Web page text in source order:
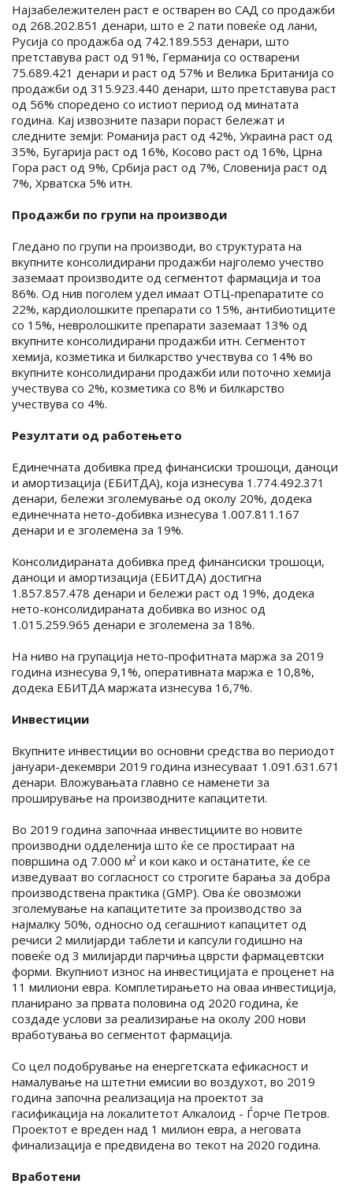
Најзабележителен раст е остварен во САД со продажби
од 268.202.851 денари, што е 2 пати повеќе од лани,
Русија со продажба од 742.189.553 денари, што
претставува раст од 91%, Германија со остварени
75.689.421 денари и раст од 57% и Велика Британија со
продажби од 315.923.440 денари, што претставува раст
од 56% споредено со истиот период од минатата
година. Кај извозните пазари пораст бележат и
следните земји: Романија раст од 42%, Украина раст од
35%, Бугарија раст од 16%, Косово раст од 16%, Црна
Гора раст од 9%, Србија раст од 7%, Словенија раст од
7%, Хрватска 5% итн.
Продажби по групи на производи
Гледано по групи на производи, во структурата на
вкупните консолидирани продажби најголемо учество
заземаат производите од сегментот фармација и тоа
86%. Од нив поголем удел имаат ОТЦ-препаратите со
22%, кардиолошките препарати со 15%, антибиотиците
со 15%, невролошките препарати заземаат 13% од
вкупните консолидирани продажби итн. Сегментот
хемија, козметика и билкарство учествува со 14% во
вкупните консолидирани продажби или поточно хемија
учествува со 2%, козметика со 8% и билкарство
учествува со 4%.
Резултати од работењето
Единечната добивка пред финансиски трошоци, даноци
и амортизација (ЕБИТДА), која изнесува 1.774.492.371
денари, бележи зголемување од околу 20%, додека
единечната нето-добивка изнесува 1.007.811.167
денари и е зголемена за 19%.
Консолидираната добивка пред финансиски трошоци,
даноци и амортизација (ЕБИТДА) достигна
1.857.857.478 денари и бележи раст од 19%, додека
нето-консолидираната добивка во износ од
1.015.259.965 денари е зголемена за 18%.
На ниво на групација нето-профитната маржа за 2019
година изнесува 9,1%, оперативната маржа е 10,8%,
додека ЕБИТДА маржата изнесува 16,7%.
Инвестиции
Вкупните инвестиции во основни средства во периодот
јануари-декември 2019 година изнесуваат 1.091.631.671
денари. Вложувањата главно се наменети за
проширување на производните капацитети.
Во 2019 година започнаа инвестициите во новите
производни одделенија што ќе се простираат на
површина од 7.000 м² и кои како и останатите, ќе се
изведуваат во согласност со строгите барања за добра
производствена практика (GMP). Ова ќе овозможи
зголемување на капацитетите за производство за
најмалку 50%, односно од сегашниот капацитет од
речиси 2 милијарди таблети и капсули годишно на
повеќе од 3 милијарди парчиња цврсти фармацевтски
форми. Вкупниот износ на инвестицијата е проценет на
11 милиони евра. Комплетирањето на оваа инвестиција,
планирано за првата половина од 2020 година, ќе
создаде услови за реализирање на околу 200 нови
вработувања во сегментот фармација.
Со цел подобрување на енергетската ефикасност и
намалување на штетни емисии во воздухот, во 2019
година започна реализација на проектот за
гасификација на локалитетот Алкалоид - Ѓорче Петров.
Проектот е вреден над 1 милион евра, а неговата
финализација е предвидена во текот на 2020 година.
Вработени